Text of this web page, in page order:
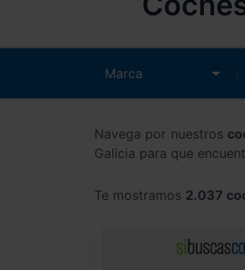
Navega por nuestros
Galicia para que
Te mostramos 2.037